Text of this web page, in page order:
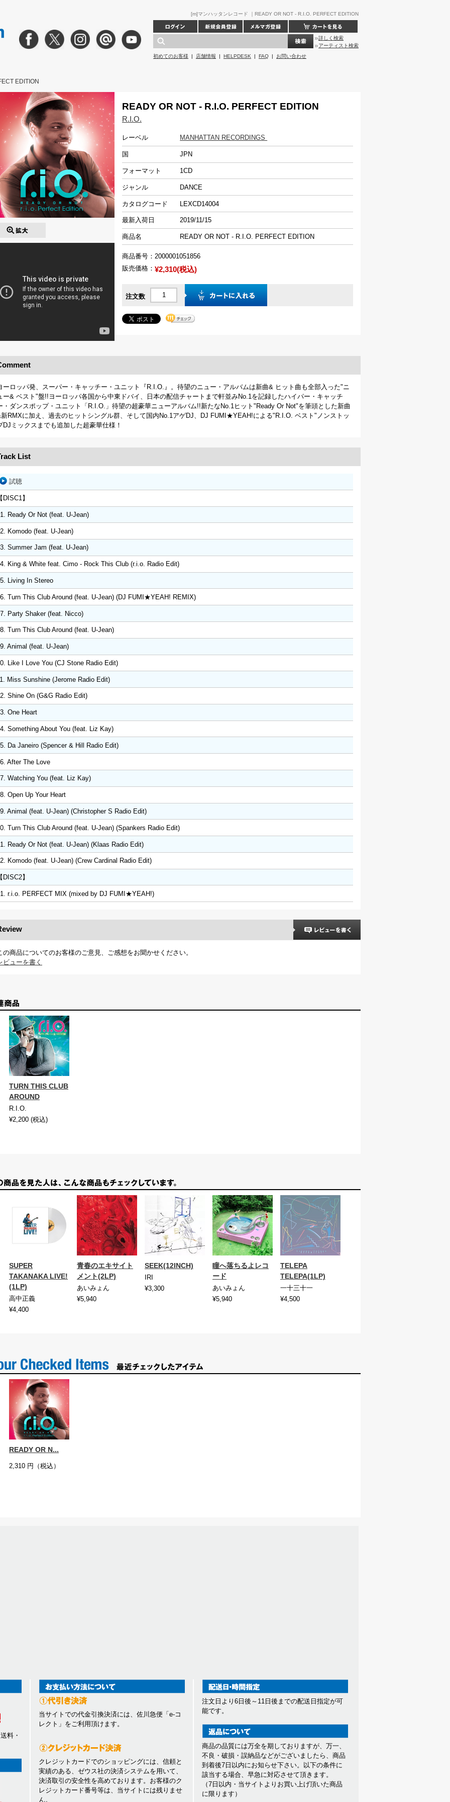
[m]マンハッタンレコード ｜READY OR NOT - R.I.O. PERFECT EDITION
詳しく検索
アーティスト検索
初めてのお客様 | 店舗情報 | HELPDESK | FAQ | お問い合わせ
EDITION
READY OR NOT - R.I.O. PERFECT EDITION
R.I.O.
レーベル MANHATTAN RECORDINGS
国 JPN
フォーマット 1CD
ジャンル DANCE
カタログコード LEXCD14004
最新入荷日 2019/11/15
商品名 READY OR NOT - R.I.O. PERFECT EDITION
商品番号： 2000001051856
販売価格： ¥2,310(税込)
注文数
ーロッパ発、スーパー・キャッチー・ユニット『R.I.O.』。待望のニュー・アルバムは新曲& ヒット曲も全部入った"ニ
ー& ベスト"盤!!ヨーロッパ各国から中東ドバイ、日本の配信チャートまで軒並みNo.1を記録したハイパー・キャッチ
・ダンスポップ・ユニット「R.I.O.」待望の超豪華ニューアルバム!!新たなNo.1ヒット"Ready Or Not"を筆頭とした新曲
RMXに加え、過去のヒットシングル群、そして国内No.1アゲDJ、DJ FUMI★YEAH!による"R.I.O. ベスト"ノンストッ
DJミックスまでも追加した超豪華仕様！
List
試聴
【DISC1】
Ready Or Not (feat. U-Jean)
Komodo (feat. U-Jean)
Summer Jam (feat. U-Jean)
King & White feat. Cimo - Rock This Club (r.i.o. Radio Edit)
Living In Stereo
Turn This Club Around (feat. U-Jean) (DJ FUMI★YEAH! REMIX)
Party Shaker (feat. Nicco)
Turn This Club Around (feat. U-Jean)
Animal (feat. U-Jean)
Like I Love You (CJ Stone Radio Edit)
Miss Sunshine (Jerome Radio Edit)
Shine On (G&G Radio Edit)
One Heart
Something About You (feat. Liz Kay)
Da Janeiro (Spencer & Hill Radio Edit)
After The Love
Watching You (feat. Liz Kay)
Open Up Your Heart
Animal (feat. U-Jean) (Christopher S Radio Edit)
Turn This Club Around (feat. U-Jean) (Spankers Radio Edit)
Ready Or Not (feat. U-Jean) (Klaas Radio Edit)
Komodo (feat. U-Jean) (Crew Cardinal Radio Edit)
【DISC2】
r.i.o. PERFECT MIX (mixed by DJ FUMI★YEAH!)
の商品についてのお客様のご意見、ご感想をお聞かせください。
ビューを書く
TURN THIS CLUB
AROUND
R.I.O.
¥2,200 (税込)
SUPER
TAKANAKA LIVE!
(1LP)
高中正義
¥4,400
青春のエキサイト
メント(2LP)
あいみょん
¥5,940
SEEK(12INCH)
IRI
¥3,300
瞳へ落ちるよレコ
ード
あいみょん
¥5,940
TELEPA
TELEPA(1LP)
一十三十一
¥4,500
READY OR N...
2,310 円（税込）
料・
当サイトでの代金引換決済には、佐川急便「e-コ
レクト」をご利用頂けます。
クレジットカードでのショッピングには、信頼と
実績のある、ゼウス社の決済システムを用いて、
決済取引の安全性を高めております。お客様のク
レジットカード番号等は、当サイトには残りませ
ん。
注文日より6日後～11日後までの配送日指定が可
能です。
商品の品質には万全を期しておりますが、万一、
不良・破損・誤納品などがございましたら、商品
到着後7日以内にお知らせ下さい。以下の条件に
該当する場合、早急に対応させて頂きます。
（7日以内・当サイトよりお買い上げ頂いた商品
に限ります）